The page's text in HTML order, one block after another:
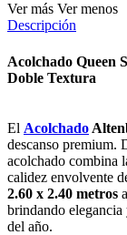
Ver más Ver menos
Descripción
Acolchado Queen
Doble Textura
El Acolchado
descanso premium.
acolchado combina
calidez envolvente
2.60 x 2.40 metros
brindando elegancia
del año.